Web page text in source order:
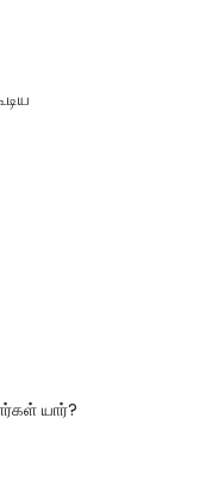
யார்?